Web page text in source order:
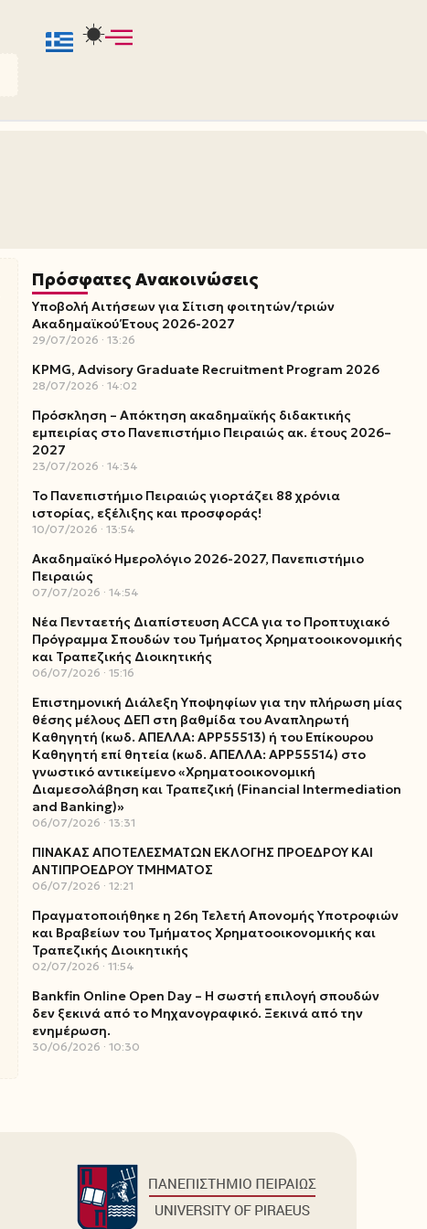
Πρόσφατες Ανακοινώσεις
Υποβολή Αιτήσεων για Σίτιση φοιτητών/τριών
Ακαδημαϊκού Έτους 2026-2027
29/07/2026 13:26
KPMG, Advisory Graduate Recruitment Program 2026
28/07/2026 14:02
Πρόσκληση – Απόκτηση ακαδημαϊκής διδακτικής
εμπειρίας στο Πανεπιστήμιο Πειραιώς ακ. έτους 2026–
2027
23/07/2026 14:34
Το Πανεπιστήμιο Πειραιώς γιορτάζει 88 χρόνια
ιστορίας, εξέλιξης και προσφοράς!
10/07/2026 13:54
Ακαδημαϊκό Ημερολόγιο 2026-2027, Πανεπιστήμιο
Πειραιώς
07/07/2026 14:54
Νέα Πενταετής Διαπίστευση ACCA για το Προπτυχιακό
Πρόγραμμα Σπουδών του Τμήματος Χρηματοοικονομικής
και Τραπεζικής Διοικητικής
06/07/2026 15:16
Επιστημονική Διάλεξη Υποψηφίων για την πλήρωση μίας
θέσης μέλους ΔΕΠ στη βαθμίδα του Αναπληρωτή
Καθηγητή (κωδ. ΑΠΕΛΛΑ: ΑΡΡ55513) ή του Επίκουρου
Καθηγητή επί θητεία (κωδ. ΑΠΕΛΛΑ: ΑΡΡ55514) στο
γνωστικό αντικείμενο «Χρηματοοικονομική
Διαμεσολάβηση και Τραπεζική (Financial Intermediation
and Banking)»
06/07/2026 13:31
ΠΙΝΑΚΑΣ ΑΠΟΤΕΛΕΣΜΑΤΩΝ ΕΚΛΟΓΗΣ ΠΡΟΕΔΡΟΥ ΚΑΙ
ΑΝΤΙΠΡΟΕΔΡΟΥ ΤΜΗΜΑΤΟΣ
06/07/2026 12:21
Πραγματοποιήθηκε η 26η Τελετή Απονομής Υποτροφιών
και Βραβείων του Τμήματος Χρηματοοικονομικής και
Τραπεζικής Διοικητικής
02/07/2026 11:54
Bankfin Online Open Day – Η σωστή επιλογή σπουδών
δεν ξεκινά από το Μηχανογραφικό. Ξεκινά από την
ενημέρωση.
30/06/2026 10:30